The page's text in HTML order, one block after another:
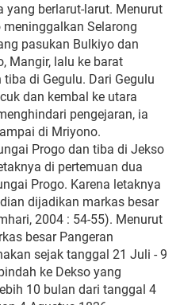
yang berlarut-larut. Menurut
meninggalkan Selarong
pasukan Bulkiyo dan
Mangir, lalu ke barat
di Gegulu. Dari Gegulu
dan kembal ke utara
pengejaran, ia
di Mriyono.
Progo dan tiba di Jekso
di pertemuan dua
Progo. Karena letaknya
dijadikan markas besar
2004 : 54-55). Menurut
besar Pangeran
sejak tanggal 21 Juli - 9
ke Dekso yang
10 bulan dari tanggal 4